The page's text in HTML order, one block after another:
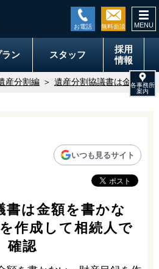
ン スタッフ
採用
情報
産分割編 遺産分割協議書は金額を
いつも見るサイト
書は金額を書かな
作成して相続人で
確認